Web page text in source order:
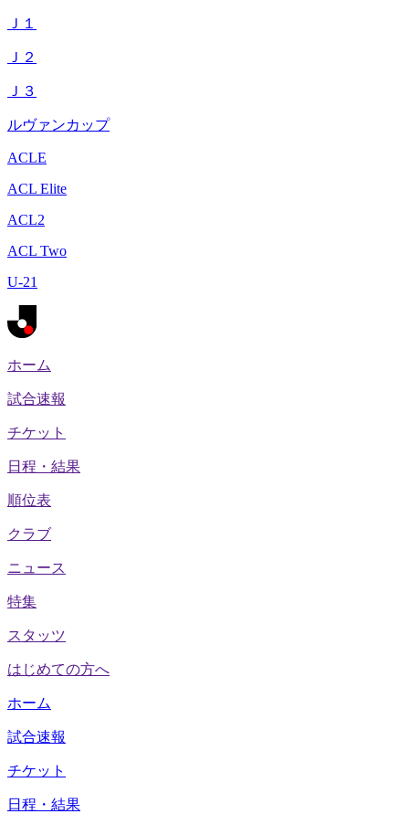
Ｊ１
Ｊ２
Ｊ３
ルヴァンカップ
ACLE
ACL Elite
ACL2
ACL Two
U-21
ホーム
試合速報
チケット
日程・結果
順位表
クラブ
ニュース
特集
スタッツ
はじめての方へ
ホーム
試合速報
チケット
日程・結果